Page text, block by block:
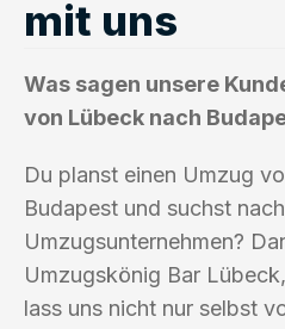
mit uns
Was sagen unsere
von Lübeck nach
Du planst einen Umzug
Budapest und suchst
Umzugsunternehmen?
Umzugskönig Bar
lass uns nicht nur selbst